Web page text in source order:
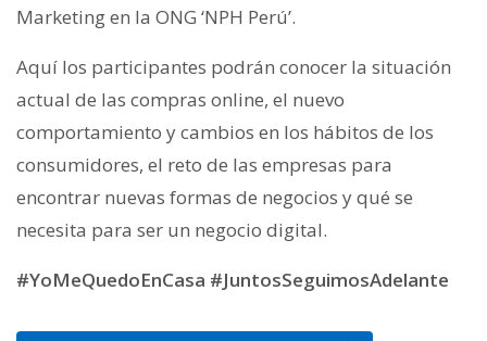
Marketing en la ONG ‘NPH Perú’.
Aquí los participantes podrán conocer la situación
actual de las compras online, el nuevo
comportamiento y cambios en los hábitos de los
consumidores, el reto de las empresas para
encontrar nuevas formas de negocios y qué se
necesita para ser un negocio digital.
#YoMeQuedoEnCasa #JuntosSeguimosAdelante